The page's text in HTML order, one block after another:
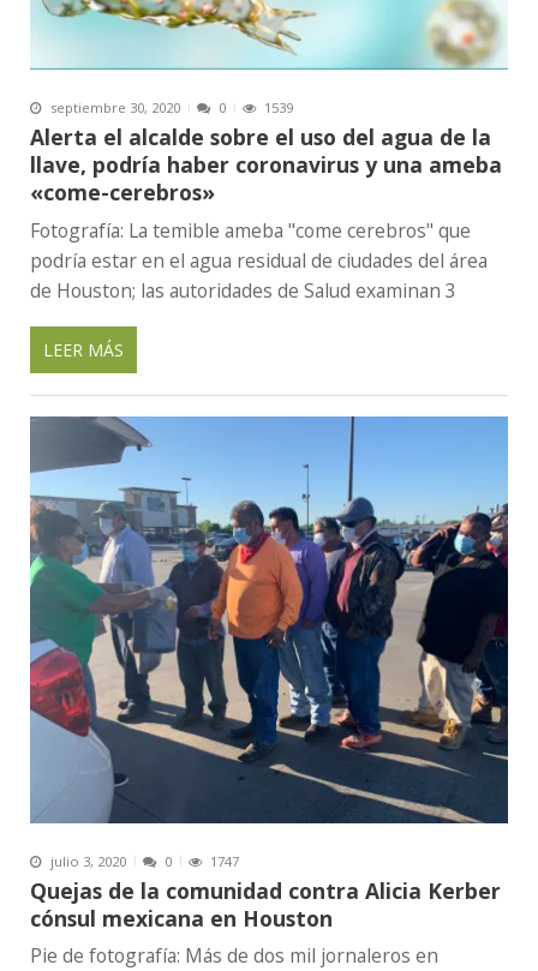
septiembre 30, 2020 0 1539
Alerta el alcalde sobre el uso del agua de la
llave, podría haber coronavirus y una ameba
«come-cerebros»
Fotografía: La temible ameba "come cerebros" que
podría estar en el agua residual de ciudades del área
de Houston; las autoridades de Salud examinan 3
LEER MÁS
julio 3, 2020 0 1747
Quejas de la comunidad contra Alicia Kerber
cónsul mexicana en Houston
Pie de fotografía: Más de dos mil jornaleros en